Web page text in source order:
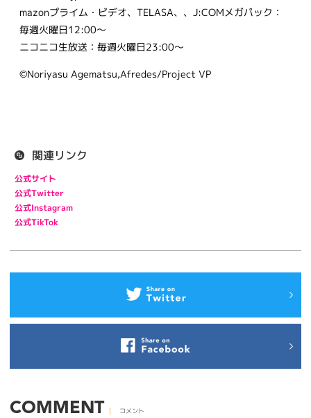
mazonプライム・ビデオ、TELASA、、J:COMメガパック：
毎週火曜日12:00～
ニコニコ生放送：毎週火曜日23:00～
©Noriyasu Agematsu,Afredes/Project VP
関連リンク
公式サイト
公式Twitter
公式Instagram
公式TikTok
COMMENT コメント